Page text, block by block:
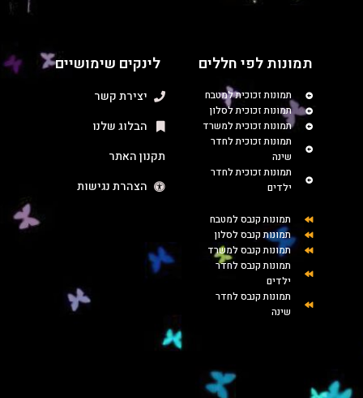
תמונות לפי חללים
תמונות זכוכית למטבח
תמונות זכוכית לסלון
תמונות זכוכית למשרד
תמונות זכוכית לחדר
שינה
תמונות זכוכית לחדר
ילדים
תמונות קנבס למטבח
תמונות קנבס לסלון
תמונות קנבס למשרד
תמונות קנבס לחדר
ילדים
תמונות קנבס לחדר
שינה
לינקים שימושיים
יצירת קשר
הבלוג שלנו
תקנון האתר
הצהרת נגישות